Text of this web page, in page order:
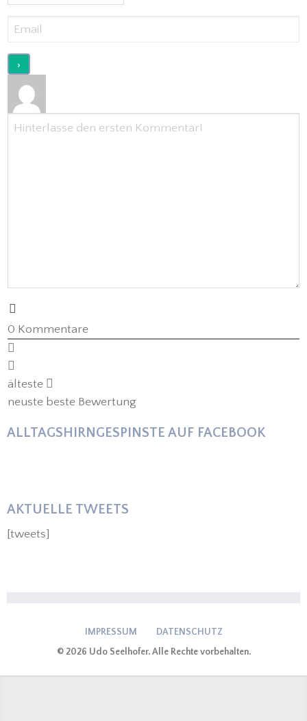
0 Kommentare
älteste
neuste beste Bewertung
ALLTAGSHIRNGESPINSTE AUF FACEBOOK
AKTUELLE TWEETS
[tweets]
IMPRESSUM
DATENSCHUTZ
© 2026 Udo Seelhofer. Alle Rechte vorbehalten.